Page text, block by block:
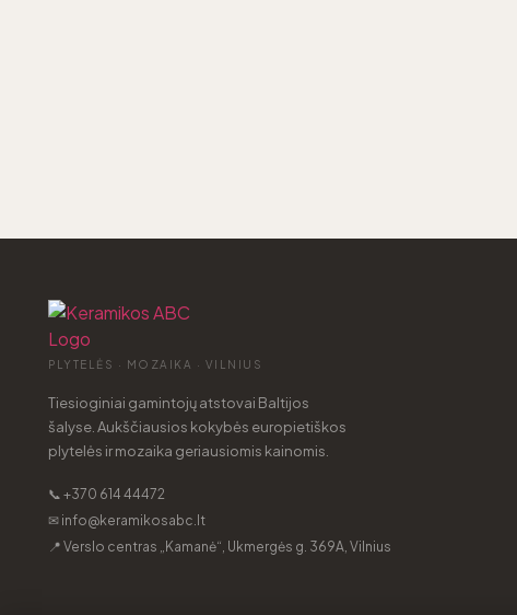
PLYTELĖS · MOZAIKA · VILNIUS
Tiesioginiai gamintojų atstovai Baltijos
šalyse. Aukščiausios kokybės europietiškos
plytelės ir mozaika geriausiomis kainomis.
📞 +370 614 44472
✉ info@keramikosabc.lt
📍 Verslo centras „Kamanė“, Ukmergės g. 369A, Vilnius